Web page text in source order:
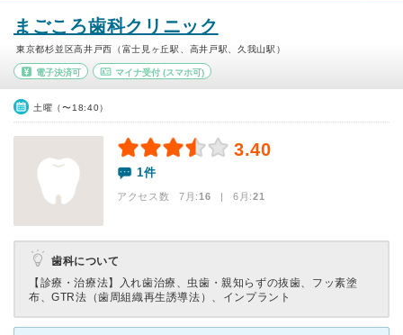
まごころ歯科クリニック
東京都杉並区高井戸西（富士見ヶ丘駅、高井戸駅、久我山駅）
電子決済可 マイナ受付(スマホ可)
土曜（〜18:40）
3.40
1件
アクセス数 7月:16 | 6月:21
歯科について
【診療・治療法】
入れ歯治療、虫歯・親知らずの抜歯、フッ素塗
布、GTR法（歯周組織再生誘導法）、インプラント